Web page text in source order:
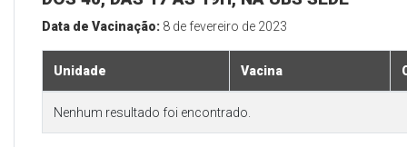
Data de Vacinação: 8 de fevereiro de 2023
Unidade Vacina
Nenhum resultado foi encontrado.